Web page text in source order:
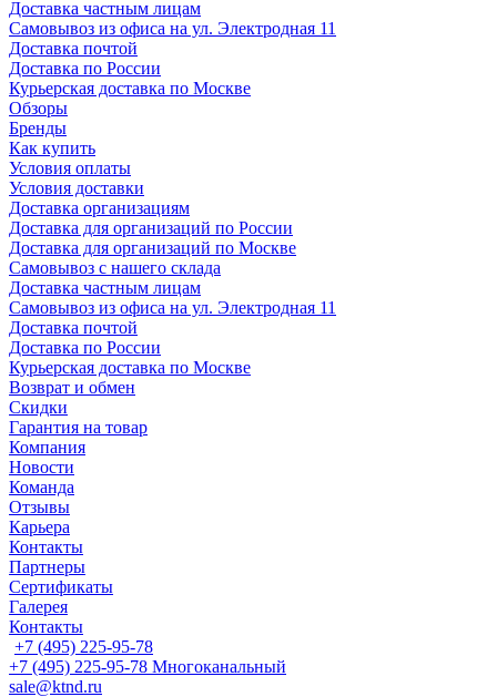
Доставка частным лицам
Самовывоз из офиса на ул. Электродная 11
Доставка почтой
Доставка по России
Курьерская доставка по Москве
Обзоры
Бренды
Как купить
Условия оплаты
Условия доставки
Доставка организациям
Доставка для организаций по России
Доставка для организаций по Москве
Самовывоз с нашего склада
Доставка частным лицам
Самовывоз из офиса на ул. Электродная 11
Доставка почтой
Доставка по России
Курьерская доставка по Москве
Возврат и обмен
Скидки
Гарантия на товар
Компания
Новости
Команда
Отзывы
Карьера
Контакты
Партнеры
Сертификаты
Галерея
Контакты
+7 (495) 225-95-78
+7 (495) 225-95-78 Многоканальный
sale@ktnd.ru